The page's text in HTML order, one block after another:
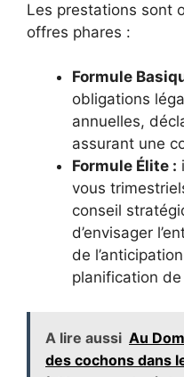
Les prestations sont
offres phares :
Formule
obligations
annuelles,
assurant une
Formule Élite :
vous
conseil
d’envisager
de
planification
A lire aussi Au
des cochons dans